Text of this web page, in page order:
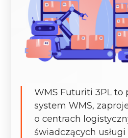
WMS Futuriti 3PL to
system WMS,
o centrach
świadczących